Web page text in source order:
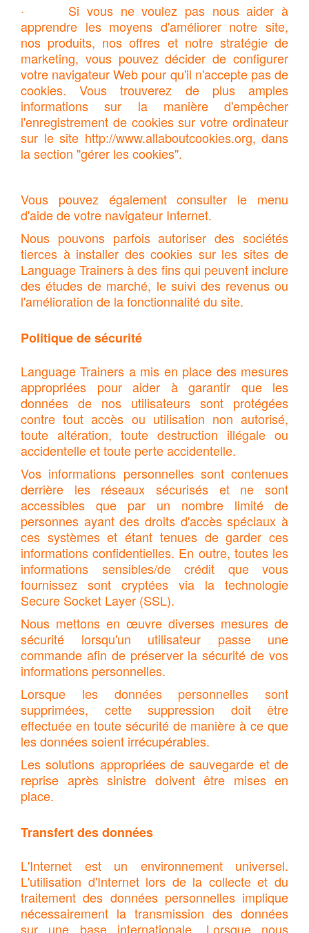
· Si vous ne voulez pas nous aider à
apprendre les moyens d'améliorer notre site,
nos produits, nos offres et notre stratégie de
marketing, vous pouvez décider de configurer
votre navigateur Web pour qu'il n'accepte pas de
cookies. Vous trouverez de plus amples
informations sur la manière d'empêcher
l'enregistrement de cookies sur votre ordinateur
sur le site http://www.allaboutcookies.org, dans
la section "gérer les cookies".
Vous pouvez également consulter le menu
d'aide de votre navigateur Internet.
Nous pouvons parfois autoriser des sociétés
tierces à installer des cookies sur les sites de
Language Trainers à des fins qui peuvent inclure
des études de marché, le suivi des revenus ou
l'amélioration de la fonctionnalité du site.
Politique de sécurité
Language Trainers a mis en place des mesures
appropriées pour aider à garantir que les
données de nos utilisateurs sont protégées
contre tout accès ou utilisation non autorisé,
toute altération, toute destruction illégale ou
accidentelle et toute perte accidentelle.
Vos informations personnelles sont contenues
derrière les réseaux sécurisés et ne sont
accessibles que par un nombre limité de
personnes ayant des droits d'accès spéciaux à
ces systèmes et étant tenues de garder ces
informations confidentielles. En outre, toutes les
informations sensibles/de crédit que vous
fournissez sont cryptées via la technologie
Secure Socket Layer (SSL).
Nous mettons en œuvre diverses mesures de
sécurité lorsqu'un utilisateur passe une
commande afin de préserver la sécurité de vos
informations personnelles.
Lorsque les données personnelles sont
supprimées, cette suppression doit être
effectuée en toute sécurité de manière à ce que
les données soient irrécupérables.
Les solutions appropriées de sauvegarde et de
reprise après sinistre doivent être mises en
place.
Transfert des données
L'Internet est un environnement universel.
L'utilisation d'Internet lors de la collecte et du
traitement des données personnelles implique
nécessairement la transmission des données
sur une base internationale. Lorsque nous